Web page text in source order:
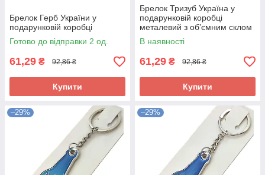
Брелок Герб України у
подарунковій коробці
Готово до відправки 2 од.
61,29 ₴ 92,86 ₴
Купити
Брелок Тризуб Україна у
подарунковій коробці
металевий з обʼємним склом
В наявності
61,29 ₴ 92,86 ₴
Купити
–29% –29%